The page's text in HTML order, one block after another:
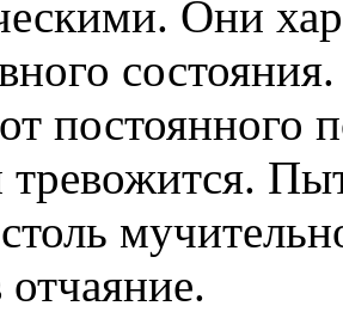
Они
постоянного
тревожится.
отчаяние.